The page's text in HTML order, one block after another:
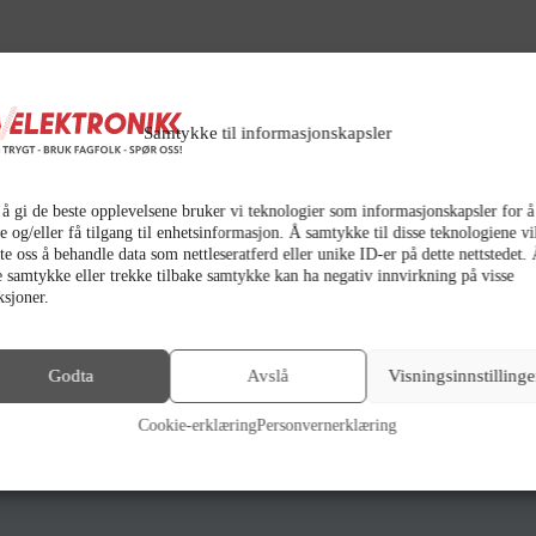
Samtykke til informasjonskapsler
gi de beste opplevelsene bruker vi teknologier som informasjonskapsler for å
og/eller få tilgang til enhetsinformasjon. Å samtykke til disse teknologiene
oss å behandle data som nettleseratferd eller unike ID-er på dette nettstedet.
samtykke eller trekke tilbake samtykke kan ha negativ innvirkning på visse
Godta Avslå
Cookie-erklæringPersonvernerklæring
klype
informasjonen kommer tydelig frem. Sylskarpe bilder og tekst med pris